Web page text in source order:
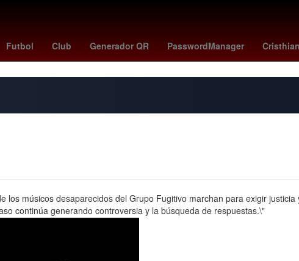
Futbol Club Generador QR PasswordManager
Argentina jesús maría tarriba frankenstein memes grito de
músicos desaparecidos del Grupo Fugitivo marchan para exigir
continúa generando controversia y la búsqueda de respuestas.\"